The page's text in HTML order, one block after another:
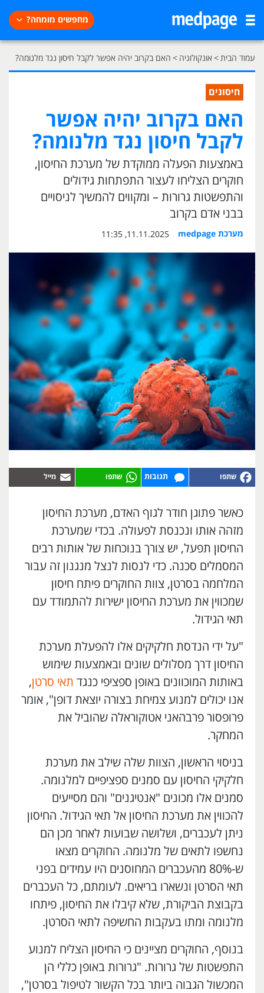
מחפשים מומחה?
עמוד הבית> אונקולוגיה > האם בקרוב יהיה אפשר לקבל חיסון נגד מלנומה?
חיסונים
האם בקרוב יהיה אפשר
לקבל חיסון נגד מלנומה?
באמצעות הפעלה ממוקדת של מערכת החיסון,
חוקרים הצליחו לעצור התפתחות גידולים
והתפשטות גרורות – ומקווים להמשיך לניסויים
בבני אדם בקרוב
מערכת medpage 11.11.2025, 11:35
תגובות
כאשר פתוגן חודר לגוף האדם, מערכת החיסון
מזהה אותו ונכנסת לפעולה. בכדי שמערכת
החיסון תפעל, יש צורך בנוכחות של אותות רבים
המסמלים סכנה. כדי לנסות לנצל מנגנון זה עבור
המלחמה בסרטן, צוות החוקרים פיתח חיסון
שמכווין את מערכת החיסון ישירות להתמודד עם
תאי הגידול.
"על ידי הנדסת חלקיקים אלו להפעלת מערכת
החיסון דרך מסלולים שונים ובאמצעות שימוש
באותות המוכוונים באופן ספציפי כנגד תאי סרטן,
אנו יכולים למנוע צמיחת בצורה יוצאת דופן", אומר
פרופסור פרבהאני אטוקוראלה שהוביל את
המחקר.
בניסוי הראשון, הצוות שלה שילב את מערכת
חלקיקי החיסון עם סמנים ספציפיים למלנומה.
סמנים אלו מכונים "אנטיגנים" והם מסייעים
להכווין את מערכת החיסון אל תאי הגידול. החיסון
ניתן לעכברים, ושלושה שבועות לאחר מכן הם
נחשפו לתאים של מלנומה. החוקרים מצאו
ש-80% מהעכברים המחוסנים היו עמידים בפני
תאי הסרטן ונשארו בריאים. לעומתם, כל העכברים
בקבוצת הביקורת, שלא קיבלו את החיסון, פיתחו
מלנומה ומתו בעקבות החשיפה לתאי הסרטן.
בנוסף, החוקרים מציינים כי החיסון הצליח למנוע
התפשטות של גרורות. "גרורות באופן כללי הן
המכשול הגבוה ביותר בכל הקשור לטיפול בסרטן",